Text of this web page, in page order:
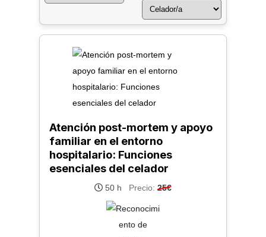
Atención post-mortem y apoyo
familiar en el entorno
hospitalario: Funciones
esenciales del celador
50 h Precio: 25€